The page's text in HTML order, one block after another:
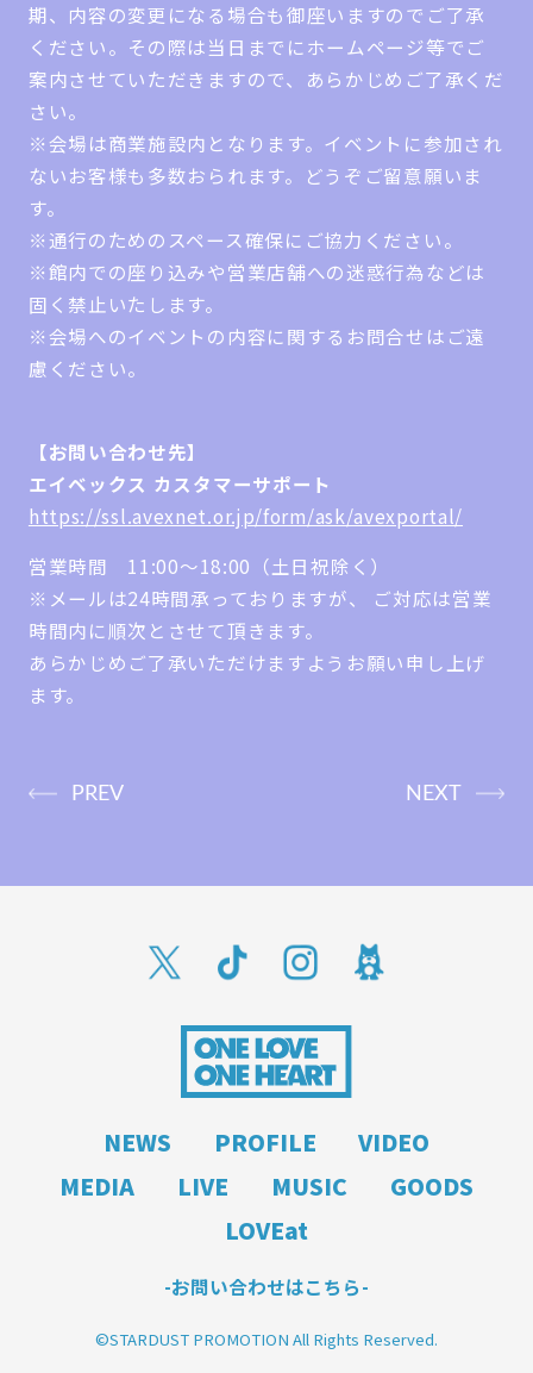
期、内容の変更になる場合も御座いますのでご了承
ください。その際は当日までにホームページ等でご
案内させていただきますので、あらかじめご了承くだ
さい。
※会場は商業施設内となります。イベントに参加され
ないお客様も多数おられます。どうぞご留意願いま
す。
※通行のためのスペース確保にご協力ください。
※館内での座り込みや営業店舗への迷惑行為などは
固く禁止いたします。
※会場へのイベントの内容に関するお問合せはご遠
慮ください。
【お問い合わせ先】
エイベックス カスタマーサポート
https://ssl.avexnet.or.jp/form/ask/avexportal/
営業時間 11:00～18:00（土日祝除く）
※メールは24時間承っておりますが、 ご対応は営業
時間内に順次とさせて頂きます。
あらかじめご了承いただけますようお願い申し上げ
ます。
PREV NEXT
NEWS PROFILE
VIDEO
MEDIA
LIVE MUSIC
GOODS
LOVEat
-お問い合わせはこちら-
©STARDUST PROMOTION All Rights Reserved.